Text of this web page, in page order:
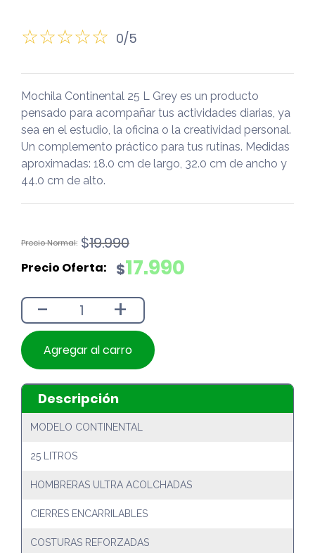
0/5
Mochila Continental 25 L Grey es un producto
pensado para acompañar tus actividades diarias, ya
sea en el estudio, la oficina o la creatividad personal.
Un complemento práctico para tus rutinas. Medidas
aproximadas: 18.0 cm de largo, 32.0 cm de ancho y
44.0 cm de alto.
$19.990
El
original
$19.990.
$17.990
El
actual
$17.990.
- +
Agregar al carro
Descripción
MODELO CONTINENTAL
25 LITROS
HOMBRERAS ULTRA ACOLCHADAS
CIERRES ENCARRILABLES
COSTURAS REFORZADAS